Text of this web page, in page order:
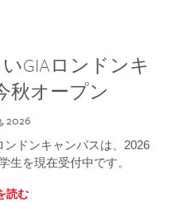
GIAロンドンキ
秋オープン
2026
ドンキャンパスは、2026
生を現在受付中です。
読む